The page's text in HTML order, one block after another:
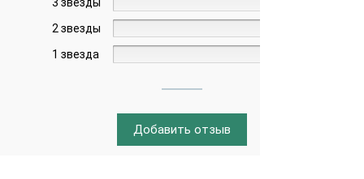
2 звезды
1 звезда
Добавить отзыв